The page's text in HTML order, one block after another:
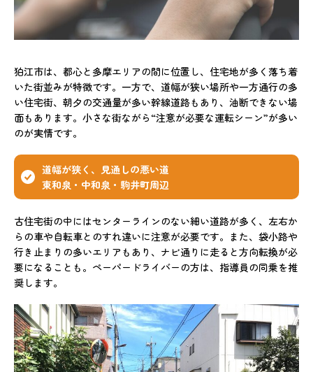
狛江市は、都心と多摩エリアの間に位置し、住宅地が多く落ち着
いた街並みが特徴です。一方で、道幅が狭い場所や一方通行の多
い住宅街、朝夕の交通量が多い幹線道路もあり、油断できない場
面もあります。小さな街ながら“注意が必要な運転シーン”が多い
のが実情です。
道幅が狭く、見通しの悪い道
東和泉・中和泉・駒井町周辺
古住宅街の中にはセンターラインのない細い道路が多く、左右か
らの車や自転車とのすれ違いに注意が必要です。また、袋小路や
行き止まりの多いエリアもあり、ナビ通りに走ると方向転換が必
要になることも。ペーパードライバーの方は、指導員の同乗を推
奨します。